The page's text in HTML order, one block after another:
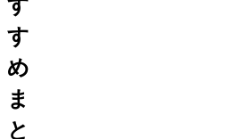
す
め
ま
と